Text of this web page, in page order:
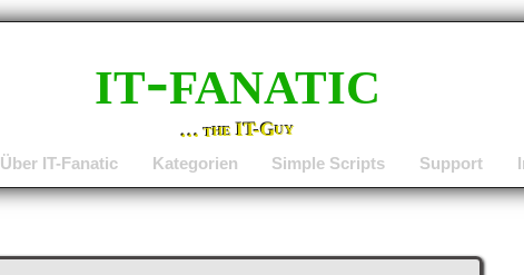
it-fanatic
… the IT-Guy
Über IT-Fanatic Kategorien Simple Scripts Support